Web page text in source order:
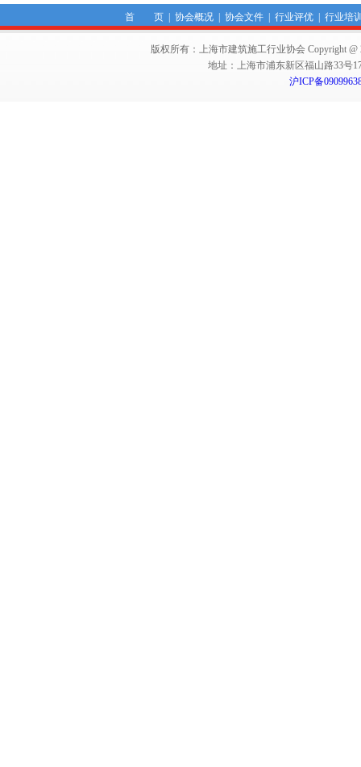
首 页| 协会概况| 协会文件| 行业评优| 行业培
版权所有：上海市建筑施工行业协会 Copyright @
地址：上海市浦东新区福山路33号
沪ICP备